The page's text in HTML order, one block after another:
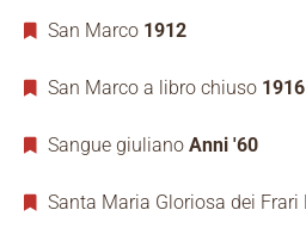
San Marco 1912
San Marco a libro chiuso 1916
Sangue giuliano Anni '60
Santa Maria Gloriosa dei